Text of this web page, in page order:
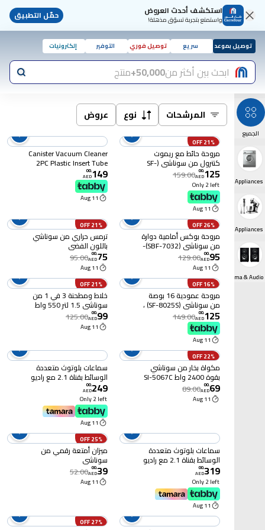
استكشف أحدث العروض
واستمتع بتجربة تسوّق مذهلة! حمّل التطبيق
توصيل بموعد سريع توصيل فوري التوفير إلكترونيات
ابحث بين أكثر من50,000+ منتج
الجميع
Large Appliances
Small Appliances
Home Cinema & Audio
المرشحات نوع عروض
21% OFF
مروحة حائط مع ريموت
كنترول من سوناشي (SF-
8007-WR-BLK) ، اسود
125
.
00
AED
159.00
Only 2 left
11 Aug
Canister Vacuum Cleaner
2PC Plastic Insert Tube
with Automatic
Rewinding Wire Lower
Noise Design with
Washable Cloth Dust
Performance 1.5 L 1600
W SVC-9024 Black/Red
149
.
00
AED
11 Aug
26% OFF
مروحة بوكس أمامية دوارة
من سوناشي (SBF-7032)-
أبيض/رمادي
95
.
00
AED
129.00
11 Aug
21% OFF
ترمس حراري من سوناشي
باللون الفضي
75
.
00
AED
95.00
11 Aug
16% OFF
مروحة عمودية 16 بوصة
من سوناشي (SF-8025S) ،
اسود
125
.
00
AED
149.00
11 Aug
21% OFF
خلاط ومطحنة 3 في 1 من
سوناشي 1.5 لتر 550 واط
SB-133 أبيض/شفاف
99
.
00
AED
125.00
11 Aug
22% OFF
مكواة بخار من سوناشي
بقوة 2400 واط SI-5067C
بلون أبيض/أحمر
69
.
00
AED
89.00
11 Aug
سماعات بلوتوث متعددة
الوسائط بقناة 2.1 مع راديو
اف ام SHS-2103USRB
بلون اسود من سوناشي
249
.
00
AED
Only 2 left
11 Aug
سماعات بلوتوث متعددة
الوسائط بقناة 2.1 مع راديو
اف ام وخاصية كاريوكي
SHS-2105USRB اسود
319
.
00
AED
Only 2 left
11 Aug
25% OFF
ميزان أمتعة رقمي من
سوناشي
39
.
00
AED
52.00
11 Aug
27% OFF